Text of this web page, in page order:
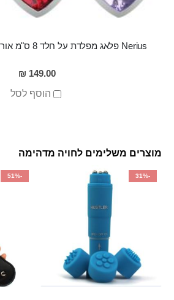
Nerius פלאג מפלדת על חלד 8 ס"מ אורך עם אבן סוורובסקי
149.00 ₪
הוסף לסל
מוצרים משלימים לחויה מדהימה
-31%
-51%